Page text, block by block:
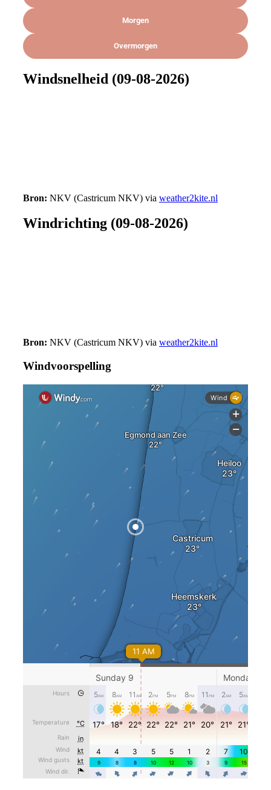
Morgen
Overmorgen
Windsnelheid (09-08-2026)
Bron: NKV (Castricum NKV) via weather2kite.nl
Windrichting (09-08-2026)
Bron: NKV (Castricum NKV) via weather2kite.nl
Windvoorspelling